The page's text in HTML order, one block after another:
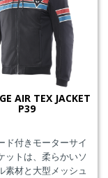
AIR TEX JACKET
P39
ド付きモーターサイ
ットは、柔らかいソ
素材と大型メッシュ